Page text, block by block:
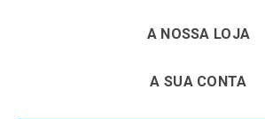
A NOSSA LOJA
A SUA CONTA